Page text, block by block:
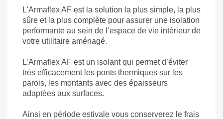
L'Armaflex AF est la solution la plus simple, la plus
sûre et la plus complète pour assurer une isolation
performante au sein de l’espace de vie intérieur de
votre utilitaire aménagé.
L’Armaflex AF est un isolant qui permet d’éviter
très efficacement les ponts thermiques sur les
parois, les montants avec des épaisseurs
adaptées aux surfaces.
Ainsi en période estivale vous conserverez le frais